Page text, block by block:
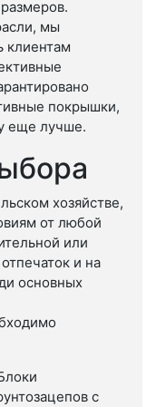
мы
клиентам
покрышки,
еще лучше.
хозяйстве,
от любой
или
и на
основных
с